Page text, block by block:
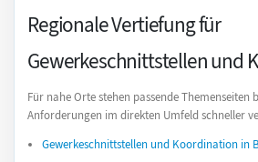
Regionale Vertiefung für
Gewerkeschnittstellen und
Für nahe Orte stehen passende
Anforderungen im direkten Umfeld schneller
Gewerkeschnittstellen und Koordination in